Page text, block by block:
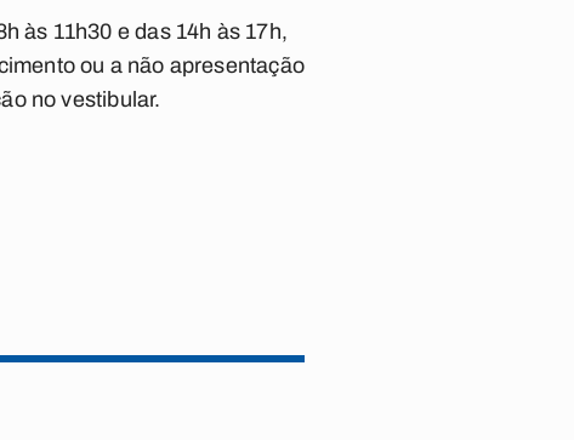
às 11h30 e das 14h às 17h,
ou a não apresentação
no vestibular.